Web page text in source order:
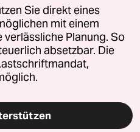
Sie direkt eines
mit einem
Planung. So
absetzbar. Die